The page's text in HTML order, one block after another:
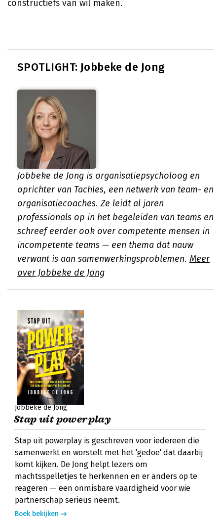
constructiefs van wil maken.
SPOTLIGHT: Jobbeke de Jong
Jobbeke de Jong is organisatiepsycholoog en
oprichter van Tachles, een netwerk van team- en
organisatiecoaches. Ze leidt al jaren
professionals op in het begeleiden van teams en
schreef eerder ook over competente mensen in
incompetente teams — een thema dat nauw
verwant is aan samenwerkingsproblemen. Meer
over Jobbeke de Jong
Jobbeke de Jong
Stap uit powerplay
Stap uit powerplay is geschreven voor iedereen die
samenwerkt en worstelt met het 'gedoe' dat daarbij
komt kijken. De Jong helpt lezers om
machtsspelletjes te herkennen en er anders op te
reageren — een onmisbare vaardigheid voor wie
partnerschap serieus neemt.
Boek bekijken